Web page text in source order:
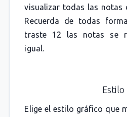
visualizar todas las notas
Recuerda de todas
traste 12 las notas se
igual.
Estilo
Elige el estilo gráfico que